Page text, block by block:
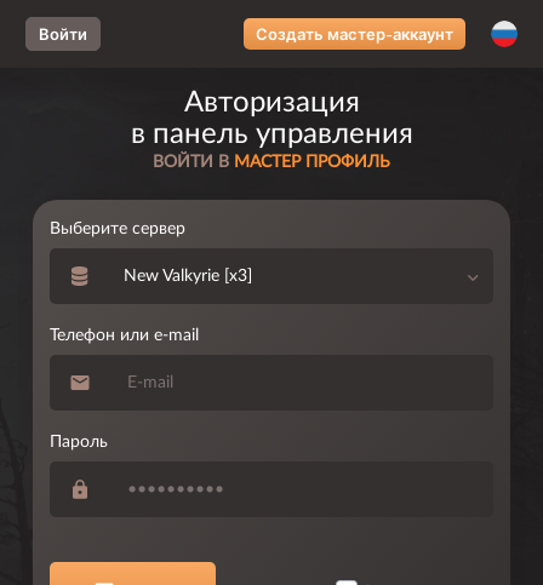
Войти Создать мастер-аккаунт
Авторизация
в панель управления
ВОЙТИ В МАСТЕР ПРОФИЛЬ
Выберите сервер
New Valkyrie [x3]
Телефон или e-mail
Пароль